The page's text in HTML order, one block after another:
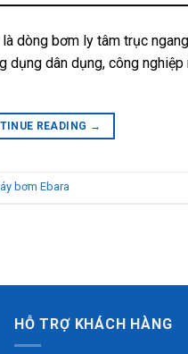
dòng bơm ly tâm trục
dân dụng, công
READING →
bơm Ebara
HỖ TRỢ KHÁCH HÀNG